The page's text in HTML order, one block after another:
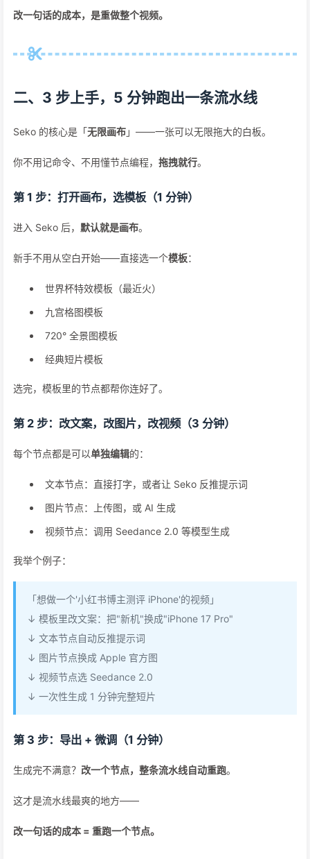
改一句话的成本，是重做整个视频。
二、3 步上手，5 分钟跑出一条流水线
Seko 的核心是「无限画布」——一张可以无限拖大的白板。
你不用记命令、不用懂节点编程， 拖拽就行。
第 1 步：打开画布，选模板（1 分钟）
进入 Seko 后， 默认就是画布。
新手不用从空白开始——直接选一个模板：
世界杯特效模板（最近火）
九宫格图模板
720° 全景图模板
经典短片模板
选完，模板里的节点都帮你连好了。
第 2 步：改文案，改图片，改视频（3 分钟）
每个节点都是可以单独编辑的：
文本节点：直接打字，或者让 Seko 反推提示词
图片节点：上传图，或 AI 生成
视频节点：调用 Seedance 2.0 等模型生成
我举个例子：
「想做一个'小红书博主测评 iPhone'的视频」
↓ 模板里改文案：把"新机"换成"iPhone 17 Pro"
↓ 文本节点自动反推提示词
↓ 图片节点换成 Apple 官方图
↓ 视频节点选 Seedance 2.0
↓ 一次性生成 1 分钟完整短片
第 3 步：导出 + 微调（1 分钟）
生成完不满意？ 改一个节点，整条流水线自动重跑。
这才是流水线最爽的地方——
改一句话的成本 = 重跑一个节点。